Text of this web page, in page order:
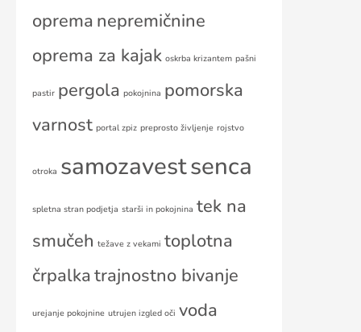
oprema nepremičnine
oprema za kajak oskrba krizantem pašni
pastir pergola pokojnina pomorska
varnost portal zpiz preprosto življenje rojstvo
otroka samozavestsenca
spletna stran podjetja starši in pokojnina tek na
smučeh težave z vekami toplotna
črpalka trajnostno bivanje
urejanje pokojnine utrujen izgled oči voda